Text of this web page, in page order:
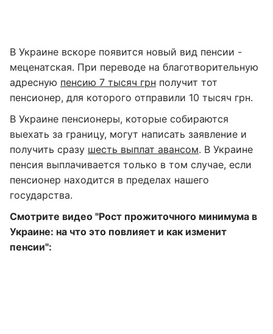
В Украине вскоре появится новый вид пенсии -
меценатская. При переводе на благотворительную
адресную пенсию 7 тысяч грн получит тот
пенсионер, для которого отправили 10 тысяч грн.
В Украине пенсионеры, которые собираются
выехать за границу, могут написать заявление и
получить сразу шесть выплат авансом. В Украине
пенсия выплачивается только в том случае, если
пенсионер находится в пределах нашего
государства.
Смотрите видео "Рост прожиточного минимума в
Украине: на что это повлияет и как изменит
пенсии":